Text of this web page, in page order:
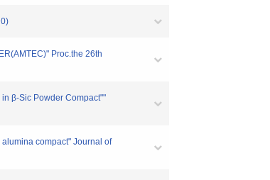
Proc.the 26th
β-Sic Powder Compact""
compact" Journal of